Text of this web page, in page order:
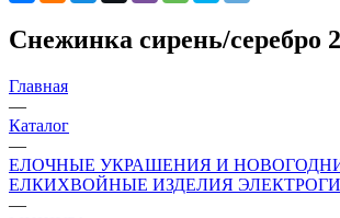
Снежинка сирень/серебро
Главная
—
Каталог
—
ЕЛОЧНЫЕ УКРАШЕНИЯ И
ЕЛКИХВОЙНЫЕ ИЗДЕЛИЯ
—